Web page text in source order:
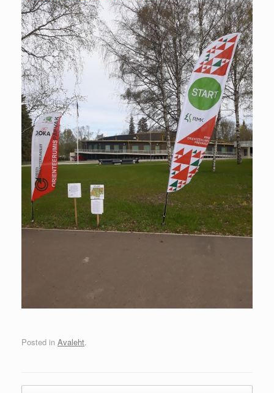
Posted in Avaleht.